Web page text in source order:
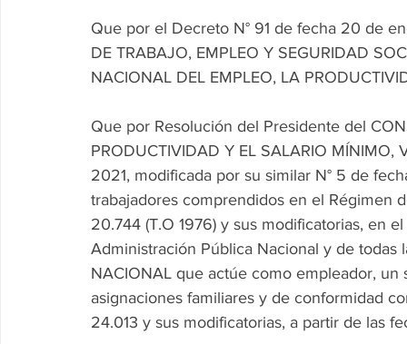
Que por el Decreto N° 91 de fecha 20 de
DE TRABAJO, EMPLEO Y SEGURIDAD
NACIONAL DEL EMPLEO, LA
Que por Resolución del Presidente del
PRODUCTIVIDAD Y EL SALARIO
2021, modificada por su similar N° 5 de
trabajadores comprendidos en el Régimen
20.744 (T.O 1976) y sus modificatorias, en
Administración Pública Nacional y de
NACIONAL que actúe como empleador,
asignaciones familiares y de conformidad
24.013 y sus modificatorias, a partir de las